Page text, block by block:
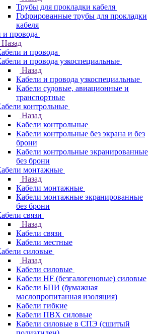
Трубы для прокладки кабеля
Гофрированные трубы для прокладки
кабеля
и провода
Назад
и провода
и провода узкоспециальные
Назад
Кабели и провода узкоспециальные
Кабели судовые, авиационные и
транспортные
контрольные
Назад
Кабели контрольные
Кабели контрольные без экрана и без
брони
Кабели контрольные экранированные
без брони
монтажные
Назад
Кабели монтажные
Кабели монтажные экранированные
без брони
связи
Назад
Кабели связи
Кабели местные
силовые
Назад
Кабели силовые
Кабели HF (безгалогеновые) силовые
Кабели БПИ (бумажная
маслопропитанная изоляция)
Кабели гибкие
Кабели ПВХ силовые
Кабели силовые в СПЭ (сшитый